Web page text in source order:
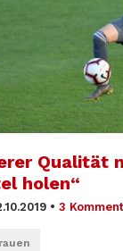
Qualität
holen“
• 3